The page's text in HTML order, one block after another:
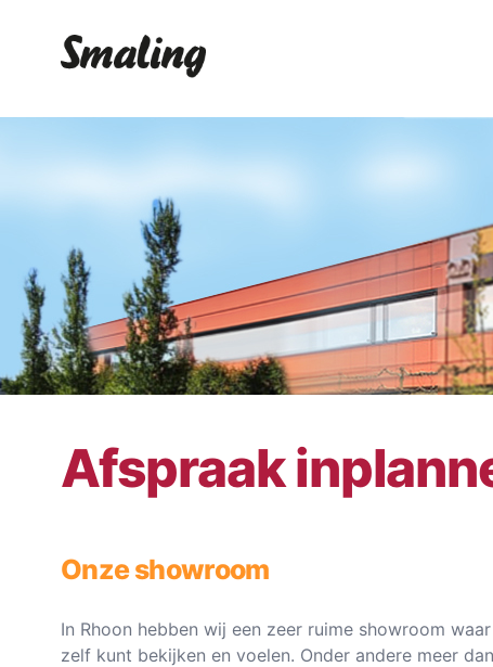
Afspraak
Onze showroom
In Rhoon hebben wij een zeer ruime showroom
zelf kunt bekijken en voelen. Onder andere meer